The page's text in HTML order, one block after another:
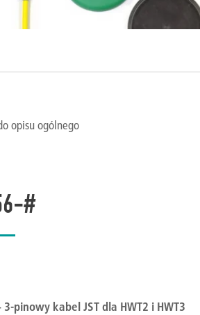
opisu ogólnego
#
pinowy kabel JST dla HWT2 i HWT3